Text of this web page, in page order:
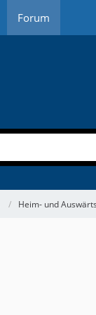
Forum
Heim- und